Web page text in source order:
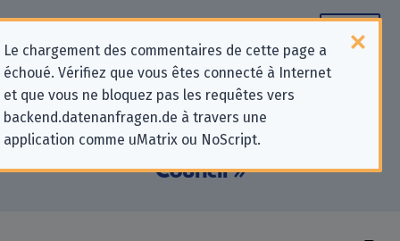
Le chargement des commentaires de cette page a
échoué. Vérifiez que vous êtes connecté à Internet
et que vous ne bloquez pas les requêtes vers
backend.datenanfragen.de à travers une
application comme uMatrix ou NoScript.
Informations de contact pour les
demandes relatives à la protection
de la vie privée pour « Merton
Council »